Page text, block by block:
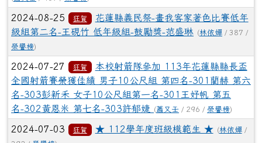
2024-08-25 狂賀
花蓮縣義民祭-畫我客家著色比賽低年
級組第二名-王硯竹 低年級組-鼓勵獎-范盛琳 (林依嬋 / 387 /
榮譽榜)
2024-07-27 狂賀
本校射箭隊參加 113年花蓮縣縣長盃
全國射箭賽榮獲佳績 男子10公尺組 第四名-301藺赫 第六
名-303彭新禾 女子10公尺組第一名-301王妤帆 第五
名-302黃恩米 第七名-303許郁婕 (蕭又壬 / 296 / 榮譽榜)
2024-07-03 狂賀 ★ 112學年度班級模範生 ★ (林依嬋/